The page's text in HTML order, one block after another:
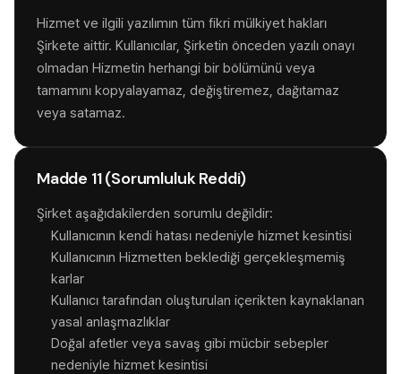
Hizmet ve ilgili yazılımın tüm fikri mülkiyet hakları
Şirkete aittir. Kullanıcılar, Şirketin önceden yazılı onayı
olmadan Hizmetin herhangi bir bölümünü veya
tamamını kopyalayamaz, değiştiremez, dağıtamaz
veya satamaz.
Madde 11 (Sorumluluk Reddi)
Şirket aşağıdakilerden sorumlu değildir:
Kullanıcının kendi hatası nedeniyle hizmet kesintisi
Kullanıcının Hizmetten beklediği gerçekleşmemiş
karlar
Kullanıcı tarafından oluşturulan içerikten kaynaklanan
yasal anlaşmazlıklar
Doğal afetler veya savaş gibi mücbir sebepler
nedeniyle hizmet kesintisi